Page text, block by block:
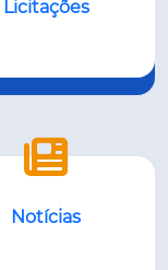
Licitações
Notícias